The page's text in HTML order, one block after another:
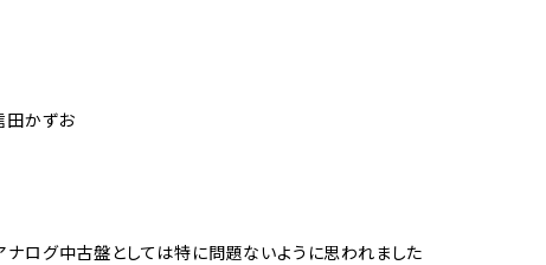
田かずお
ナログ中古盤としては特に問題ないように思われました